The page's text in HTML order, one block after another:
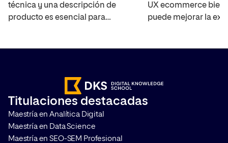
técnica y una descripción de
producto es esencial para
ecommerce en la web. Además,
con un buen texto podrás
despertar el deseo del
consumidor para que realice su
compra en tu […]
UX ecommerce bien
puede mejorar la
Titulaciones destacadas
Maestría en Analítica Digital
Maestría en Data Science
Maestría en SEO-SEM Profesional